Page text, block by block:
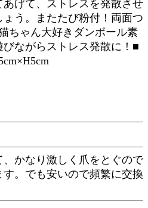
げて、ストレスを発散させ
う。またたび粉付！両面つ
ちゃん大好きダンボール素
ながらストレス発散に！■
かなり激しく爪をとぐので
。でも安いので頻繁に交換